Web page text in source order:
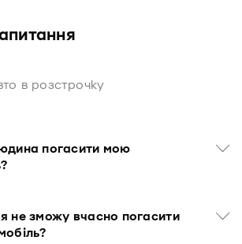
в розстрочку
погасити мою
не зможу вчасно погасити